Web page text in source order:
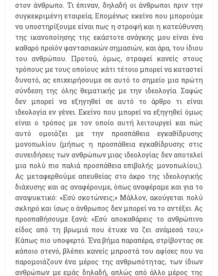
στον άνθρωπο. Τι έπιναν, δηλαδή οι άνθρωποι πριν την
συγκεκριμένη εταιρεία; Επομένως εκείνο που μπορούμε
να υποστηρίξουμε είναι πως η στροφή και η κατεύθυνση
της ικανοποίησης της εκάστοτε ανάγκης μου είναι ένα
καθαρό προϊόν φαντασιακών σημασιών, και άρα, του ίδιου
του ανθρώπου. Προτού, όμως, στραφεί κανείς στους
τρόπους με τους οποίους κάτι τέτοιο μπορεί να καταστεί
δυνατό, ας επιχειρήσουμε σε αυτό το σημείο μια πρώτη
σύνδεση της όλης θεματικής με την ιδεολογία. Σαφώς
δεν μπορεί να εξηγηθεί σε αυτό το άρθρο τι είναι
ιδεολογία εν γένει. Εκείνο που μπορεί να εξηγηθεί όμως
είναι ο τρόπος με τον οποίο αυτή λειτουργεί και πώς
αυτό ομοιάζει με την προσπάθεια εγκαθίδρυσης
μονοπωλίου (μήπως η προσπάθεια εγκαθίδρυσης στις
συνειδήσεις των ανθρώπων μιας ιδεολογίας δεν αποτελεί
μια πολύ πιο παλιά προσπάθεια επιβολής μονοπωλίου;).
Ας μεταφερθούμε απευθείας στο άκρο της ιδεολογικής
διάχυσης και ας αναφέρουμε, όπως αναφέραμε και για το
αναψυκτικό: «Εσύ σκοτώνεις;» Μάλλον, ακούγεται πολύ
σκληρό και ίσως ο άνθρωπος δεν μπορεί να το αντέξει. Ας
προσπαθήσουμε ξανά: «Εσύ αποκαθάρεις το ανθρώπινο
είδος από τη βρωμιά που έτυχε να ζει ανάμεσά του;»
Κάπως πιο υποφερτό. Ένα βήμα παραπέρα, στρίβοντας σε
κάποιο στενό, βλέπει κανείς μπροστά του αφίσες που να
παρομοιάζουν ένα μέρος της ανθρωπότητας, των ίδιων
ανθρώπων με εμάς δηλαδή, απλώς από άλλο μέρος της